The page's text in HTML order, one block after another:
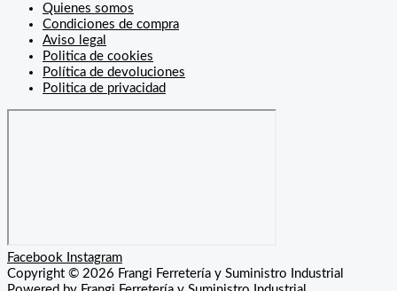
Quienes somos
Condiciones de compra
Aviso legal
Politica de cookies
Política de devoluciones
Politica de privacidad
Facebook Instagram
Copyright © 2026 Frangi Ferretería y Suministro Industrial